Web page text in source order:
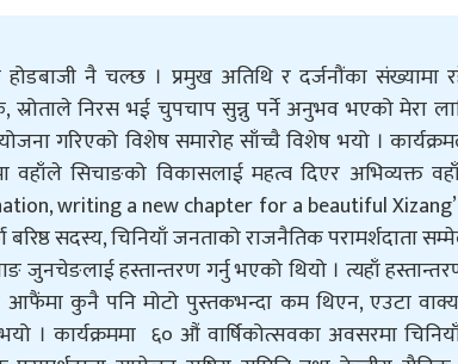
होडबाजी नै चल्छ । प्रमुख अतिथि र दर्जनौंका संख्यामा
स्रोताले निरस भई चुपचाप सुन्नु पर्ने अनुभव भएको मेरा
गरिएको विशेष समारोह साँच्चै विशेष भयो ।
वहाँले सिचाङको विकासलाई महत्व दिएर अभिव्यक्त
writing a new chapter for a beautiful
सदस्य, चिनियाँ जनताको राजनैतिक परामर्शदाता
जुनचेङलाई हस्तान्तरण गर्नु भएको थियो । त्यहाँ
आफैंमा कुनै पनि मोटो पुस्तकभन्दा कम थिएन, एउटा
। कार्यक्रममा ६० औं वार्षिकोत्सवका अवसरमा